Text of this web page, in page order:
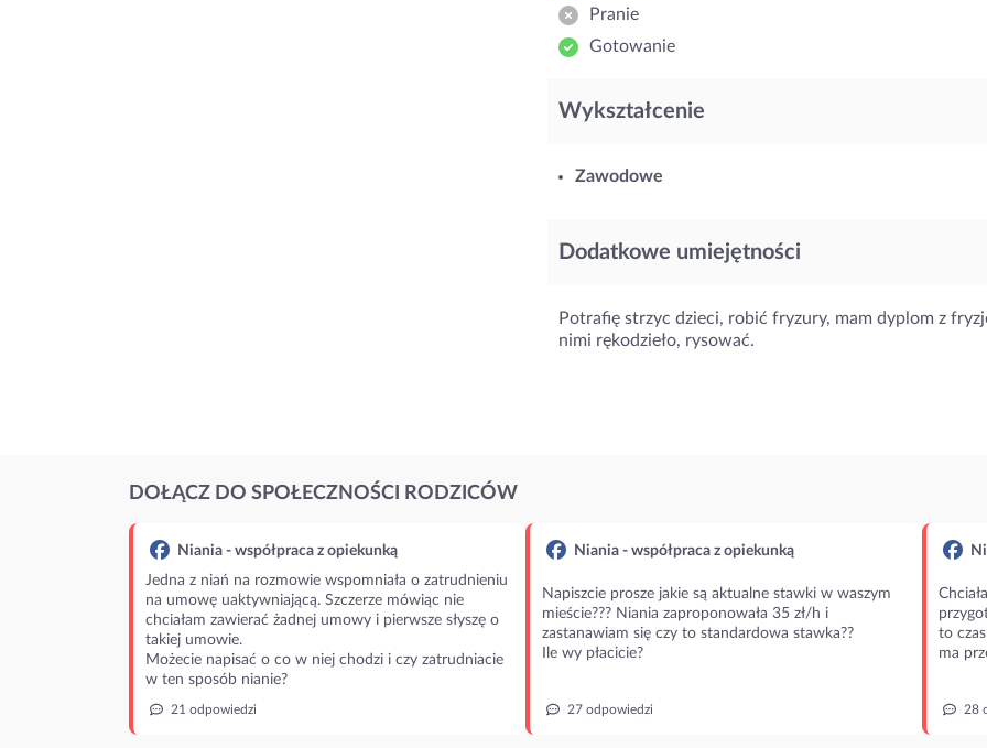
Pranie
Gotowanie
Wykształcenie
Zawodowe
Dodatkowe umiejętności
Potrafię strzyc dzieci, robić fryzury, mam dyplom z
nimi rękodzieło, rysować.
DOŁĄCZ DO SPOŁECZNOŚCI RODZICÓW
Niania - współpraca z opiekunką
Jedna z niań na rozmowie wspomniała o zatrudnieniu
na umowę uaktywniającą. Szczerze mówiąc nie
chciałam zawierać żadnej umowy i pierwsze słyszę o
takiej umowie.
Możecie napisać o co w niej chodzi i czy zatrudniacie
w ten sposób nianie?
21 odpowiedzi
Niania - współpraca z opiekunką
Napiszcie prosze jakie są aktualne stawki w waszym
mieście??? Niania zaproponowała 35 zł/h i
zastanawiam się czy to standardowa stawka??
Ile wy płacicie?
27 odpowiedzi
to
ma
28